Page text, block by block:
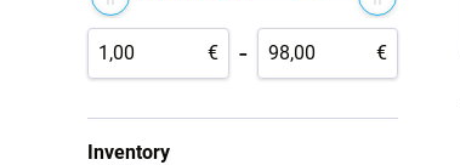
€ - €
Inventory